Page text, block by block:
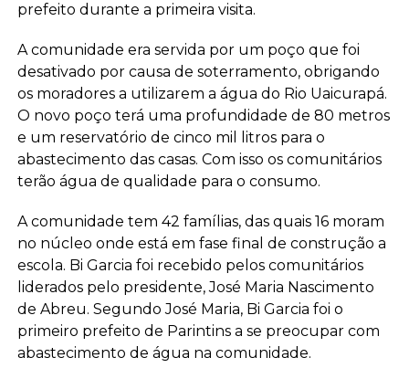
prefeito durante a primeira visita.
A comunidade era servida por um poço que foi
desativado por causa de soterramento, obrigando
os moradores a utilizarem a água do Rio Uaicurapá.
O novo poço terá uma profundidade de 80 metros
e um reservatório de cinco mil litros para o
abastecimento das casas. Com isso os comunitários
terão água de qualidade para o consumo.
A comunidade tem 42 famílias, das quais 16 moram
no núcleo onde está em fase final de construção a
escola. Bi Garcia foi recebido pelos comunitários
liderados pelo presidente, José Maria Nascimento
de Abreu. Segundo José Maria, Bi Garcia foi o
primeiro prefeito de Parintins a se preocupar com
abastecimento de água na comunidade.